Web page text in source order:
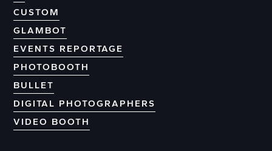
CUSTOM
GLAMBOT
EVENTS REPORTAGE
PHOTOBOOTH
BULLET
DIGITAL PHOTOGRAPHERS
VIDEO BOOTH